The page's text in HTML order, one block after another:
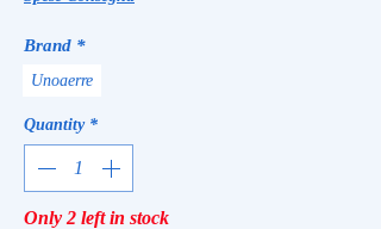
Brand *
Unoaerre
Quantity *
Only 2 left in stock